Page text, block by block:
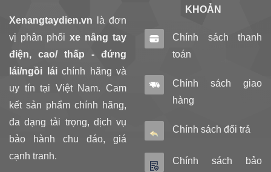
Xenangtaydien.vn là đơn
vị phân phối xe nâng tay
điện, cao/ thấp - đứng
lái/ngồi láichính hãng và
uy tín tại Việt Nam. Cam
kết sản phẩm chính hãng,
đa dạng tải trọng, dịch vụ
bảo hành chu đáo, giá
cạnh tranh.
KHOẢN
Chính sách thanh
toán
Chính sách giao
hàng
Chính sách đổi trả
Chính sách bảo